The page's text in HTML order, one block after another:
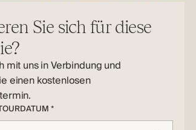
Sie sich für diese
mit uns in Verbindung und
einen kostenlosen
*